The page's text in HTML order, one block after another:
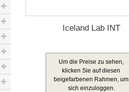
Iceland Lab INT
Um die Preise zu sehen,
klicken Sie auf diesen
beigefarbenen Rahmen, um
sich einzuloggen.